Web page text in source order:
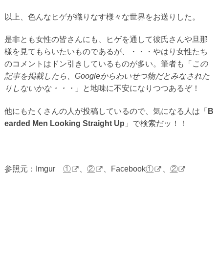
以上、色んなヒゲが織りなす様々な世界をお送りした。
是非とも女性の皆さんにも、ヒゲを通して彼氏さんや旦那
様を見てもらいたいものであるが、・・・やはり女性たち
のコメントはドン引きしているものが多い。筆者も「 この
記事を掲載したら、Googleからわいせつ物だとみなされた
りしないかな・・・
」と地味に不安になりつつあるぞ！
他にもたくさんの人が投稿しているので、気になる人は「 B
earded Men Looking Straight Up 」で検索だッ！！
参照元：Imgur ① 、② 、Facebook① ②